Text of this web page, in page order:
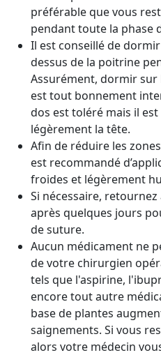
préférable que vous
pendant toute la phase
Il est conseillé de
dessus de la poitrine
Assurément, dormir sur
est tout bonnement
dos est toléré mais il
légèrement la tête.
Afin de réduire les
est recommandé
froides et légèrement
Si nécessaire,
après quelques jours
de suture.
Aucun médicament ne
de votre chirurgien
tels que l'aspirine,
encore tout autre
base de plantes
saignements. Si vous
alors votre médecin